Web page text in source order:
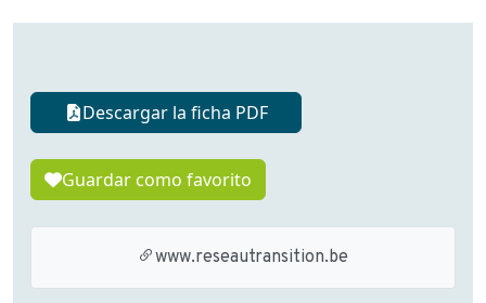
Descargar la ficha PDF
Guardar como favorito
www.reseautransition.be